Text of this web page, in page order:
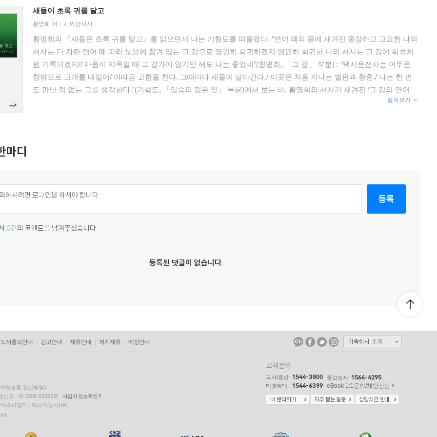
새들이 초록 귀를 달고
황명희 저 시와반시사
황명희의 『새들은 초록 귀를 달고』를 읽으면서 나는 기형도를 떠올렸다. “연어 떼의 몸에 새겨진 웅장하고 고요한 나의
서사는 다 자란 연어 떼 따라 노을에 잠겨 있는 그 강으로 영원히 회귀하겠지 영원히 회귀한 나의 서사는 그 강에 화석처
럼 기록되겠지// 마음이 지옥일 때 그 강가에 앉기만 해도 나는 좋았네”(황명희, 「그 강」 부분) : “택시운전사는 어두운
창밖으로 고개를 내밀어/ 이따금 고함을 친다, 그때마다 새들이 날아간다./ 이곳은 처음 지나는 벌판과 황혼,/ 나는 한 번
도 만난 적 없는 그를 생각한다.”(기형도, 「입속의 검은 잎」 부분)에서 보는 바, 황명희의 서사가 새겨진 ‘그 강의 연어
떼’에 기형도의 서사가 투사된 ‘황혼의 새들’이 얼비치기 때문이다. ‘새들의 초록 귀’는 아마도, ‘입속의 검은 잎’을 살색殺
펼쳐보기
마디
등록
0건의 코멘트를 남겨주셨습니다.
등록된 댓글이 없습니다.
도서홍보안내 광고안내 제휴안내 복지제휴 매장안내
의도동,일신빌딩)
고 : 제 2005-02682호
사업자 정보확인
스사업자 : 예스이십사(주)
고객문의
도서/음반 1544-3800 중고도서 1566-4295
티켓예매 1544-6399 eBook 1:1문의/채팅상담